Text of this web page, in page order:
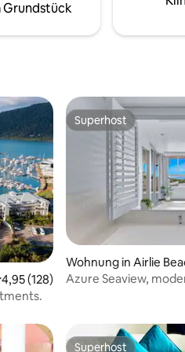
Grundstück
Bewertungen Bewertung: 4,95
4,95 (128)
Superhost
Superhost
Wohnung in Airlie
Azure Seaview,
Superhost